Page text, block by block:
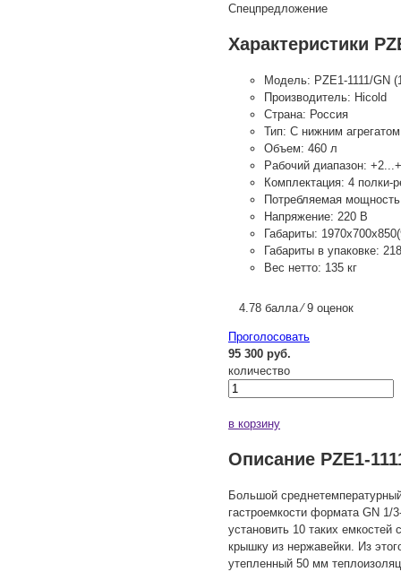
Спецпредложение
Характеристики
Модель: PZE1-1111/GN
Производитель: Hicold
Страна: Россия
Тип: С нижним агрегатом
Объем: 460 л
Рабочий диапазон:
Комплектация: 4 полки-
Потребляемая
Напряжение: 220 В
Габариты:
Габариты в упаковке:
Вес нетто: 135 кг
4.78 балла ⁄ 9 оценок
Проголосовать
95 300 руб.
количество
в корзину
Описание PZE1-
Большой
гастроемкости формата GN
установить 10 таких
крышку из нержавейки. Из
утепленный 50 мм